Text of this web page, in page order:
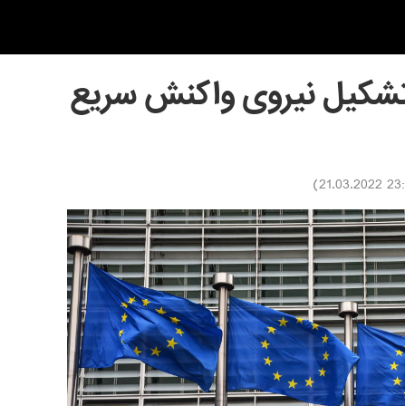
تشکیل نیروی واکنش سریع
23:00
)